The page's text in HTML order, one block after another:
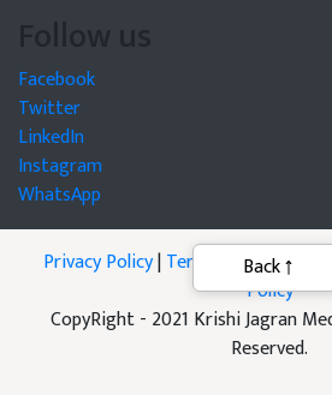
Follow us
Facebook
Twitter
LinkedIn
Instagram
WhatsApp
Privacy Policy|Terms of Service
Policy
CopyRight - 2021 Krishi Jagran
Reserved.